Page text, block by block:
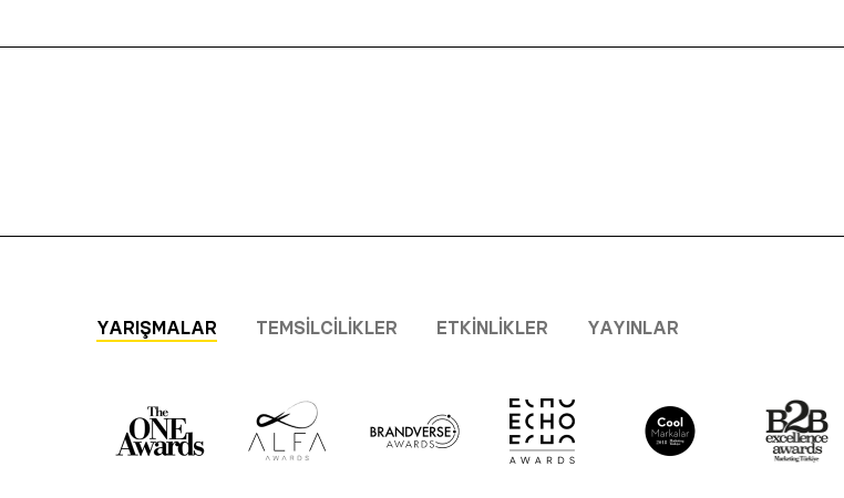
YARIŞMALAR TEMSILCILIKLER ETKINLIKLER YAYINLAR